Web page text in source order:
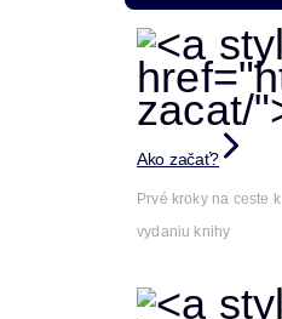
Ako začať?
Prvé kroky na ceste k
vydaniu knihy